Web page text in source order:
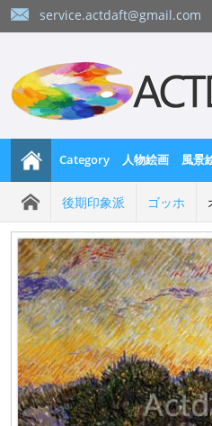
service.actdaft@gmail.com
Category 人物絵画 風景
後期印象派 ゴッホ